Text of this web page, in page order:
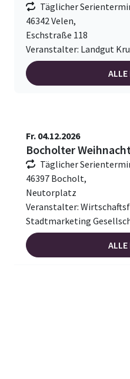
Täglicher
46342 Velen,
Eschstraße 118
Veranstalter: Landgut
ALLE
Fr. 04.12.2026
Bocholter
Täglicher
46397 Bocholt,
Neutorplatz
Veranstalter:
Stadtmarketing
ALLE